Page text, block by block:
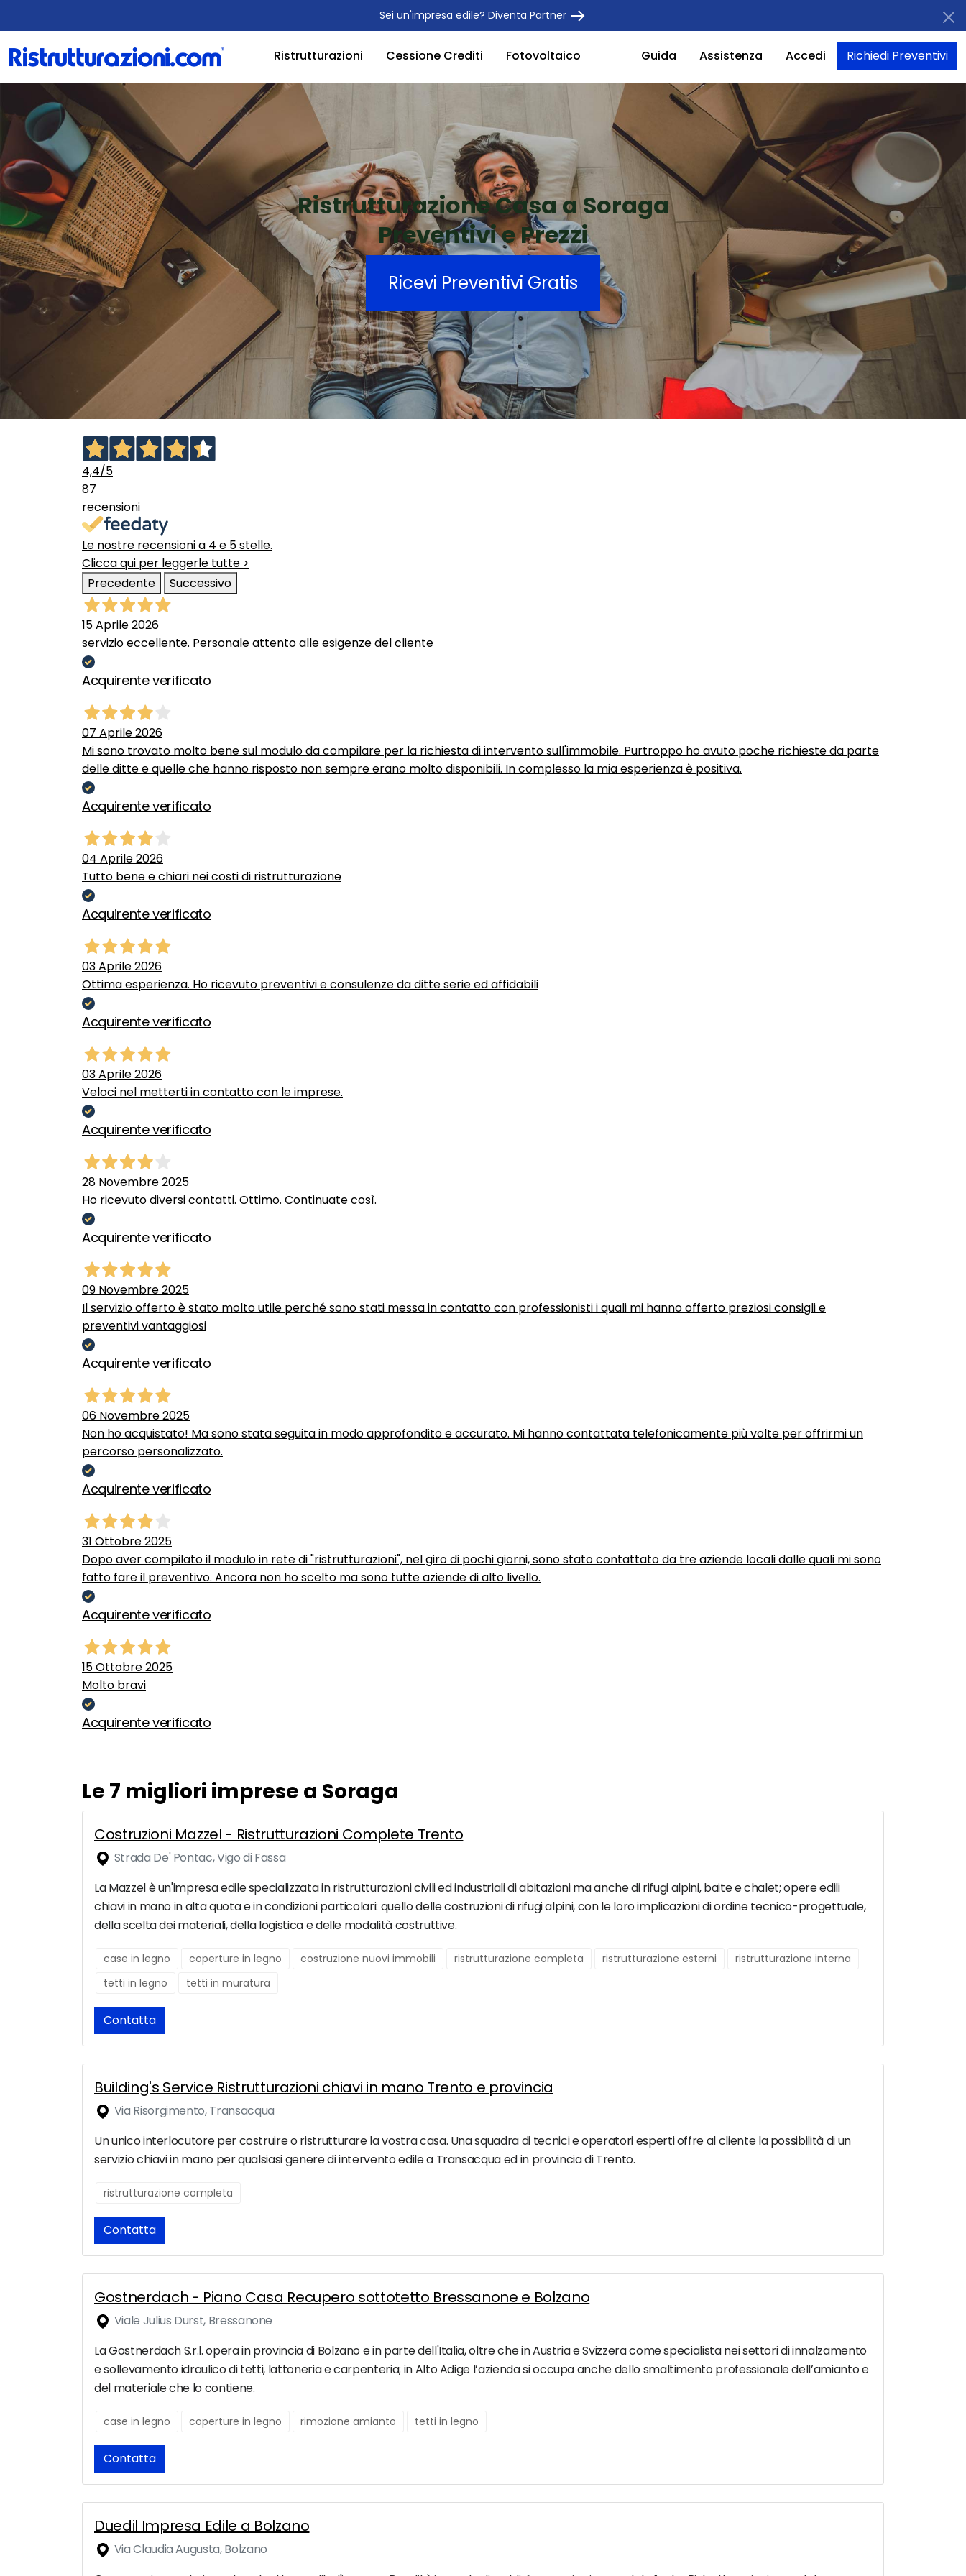
Sei un'impresa edile? Diventa Partner
Ristrutturazioni Cessione Crediti Fotovoltaico Guida Assistenza Accedi Richiedi Preventivi
Ristrutturazione Casa a Soraga
Preventivi e Prezzi
Ricevi Preventivi Gratis
4,4/5
87
recensioni
Le nostre recensioni a 4 e 5 stelle.
Clicca qui per leggerle tutte >
Precedente
Successivo
15 Aprile 2026
servizio eccellente. Personale attento alle esigenze del cliente
Acquirente verificato
07 Aprile 2026
Mi sono trovato molto bene sul modulo da compilare per la richiesta di intervento sull'immobile. Purtroppo ho avuto poche richieste da parte
delle ditte e quelle che hanno risposto non sempre erano molto disponibili. In complesso la mia esperienza è positiva.
Acquirente verificato
04 Aprile 2026
Tutto bene e chiari nei costi di ristrutturazione
Acquirente verificato
03 Aprile 2026
Ottima esperienza. Ho ricevuto preventivi e consulenze da ditte serie ed affidabili
Acquirente verificato
03 Aprile 2026
Veloci nel metterti in contatto con le imprese.
Acquirente verificato
28 Novembre 2025
Ho ricevuto diversi contatti. Ottimo. Continuate così.
Acquirente verificato
09 Novembre 2025
Il servizio offerto è stato molto utile perché sono stati messa in contatto con professionisti i quali mi hanno offerto preziosi consigli e
preventivi vantaggiosi
Acquirente verificato
06 Novembre 2025
Non ho acquistato! Ma sono stata seguita in modo approfondito e accurato. Mi hanno contattata telefonicamente più volte per offrirmi un
percorso personalizzato.
Acquirente verificato
31 Ottobre 2025
Dopo aver compilato il modulo in rete di "ristrutturazioni", nel giro di pochi giorni, sono stato contattato da tre aziende locali dalle quali mi sono
fatto fare il preventivo. Ancora non ho scelto ma sono tutte aziende di alto livello.
Acquirente verificato
15 Ottobre 2025
Molto bravi
Acquirente verificato
Le 7 migliori imprese a Soraga
Costruzioni Mazzel - Ristrutturazioni Complete Trento
Strada De' Pontac, Vigo di Fassa
La Mazzel è un'impresa edile specializzata in ristrutturazioni civili ed industriali di abitazioni ma anche di rifugi alpini, baite e chalet; opere edili
chiavi in mano in alta quota e in condizioni particolari: quello delle costruzioni di rifugi alpini, con le loro implicazioni di ordine tecnico-progettuale,
della scelta dei materiali, della logistica e delle modalità costruttive.
case in legno coperture in legno costruzione nuovi immobili ristrutturazione completa ristrutturazione esterni
ristrutturazione interna
tetti in legno
tetti in muratura
Contatta
Building's Service Ristrutturazioni chiavi in mano Trento e provincia
Via Risorgimento, Transacqua
Un unico interlocutore per costruire o ristrutturare la vostra casa. Una squadra di tecnici e operatori esperti offre al cliente la possibilità di un
servizio chiavi in mano per qualsiasi genere di intervento edile a Transacqua ed in provincia di Trento.
ristrutturazione completa
Contatta
Gostnerdach - Piano Casa Recupero sottotetto Bressanone e Bolzano
Viale Julius Durst, Bressanone
La Gostnerdach S.r.l. opera in provincia di Bolzano e in parte dell'Italia, oltre che in Austria e Svizzera come specialista nei settori di innalzamento
e sollevamento idraulico di tetti, lattoneria e carpenteria; in Alto Adige l’azienda si occupa anche dello smaltimento professionale dell’amianto e
del materiale che lo contiene.
case in legno coperture in legno rimozione amianto tetti in legno
Contatta
Duedil Impresa Edile a Bolzano
Via Claudia Augusta, Bolzano